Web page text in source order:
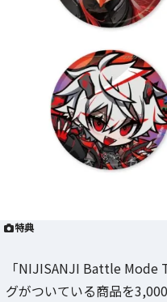
特典
「NIJISANJI Battle Mode
グがついている商品を